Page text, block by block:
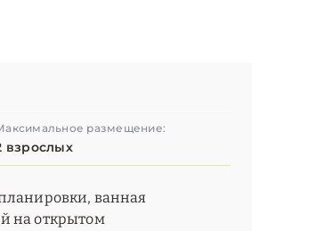
размещение:
взрослых
ванная
на открытом